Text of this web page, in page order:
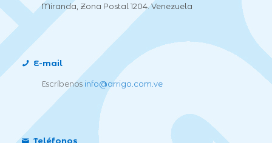
Miranda, Zona Postal 1204. Venezuela
E-mail
Escríbenos info@arrigo.com.ve
Teléfonos